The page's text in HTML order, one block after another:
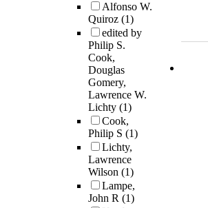
Alfonso W.
Quiroz (1)
edited by
Philip S.
Cook,
Douglas
Gomery,
Lawrence W.
Lichty (1)
Cook,
Philip S (1)
Lichty,
Lawrence
Wilson (1)
Lampe,
John R (1)